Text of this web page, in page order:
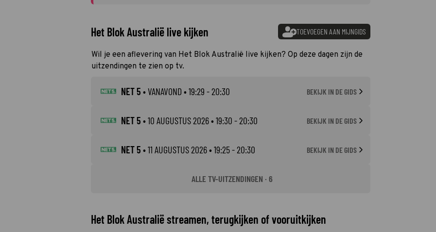
Het Blok Australië live kijken TOEVOEGEN AAN MIJNGIDS
Wil je een aflevering van Het Blok Australië live kijken? Op deze dagen zijn de
uitzendingen te zien op tv.
NET 5 •VANAVOND • 19:29 - 20:30 BEKIJK IN DE GIDS
NET 5 •10 AUGUSTUS 2026• 19:30 - 20:30 BEKIJK IN DE GIDS
NET 5 •11 AUGUSTUS 2026• 19:25 - 20:30 BEKIJK IN DE GIDS
ALLE TV-UITZENDINGEN · 6
Het Blok Australië streamen, terugkijken of vooruitkijken